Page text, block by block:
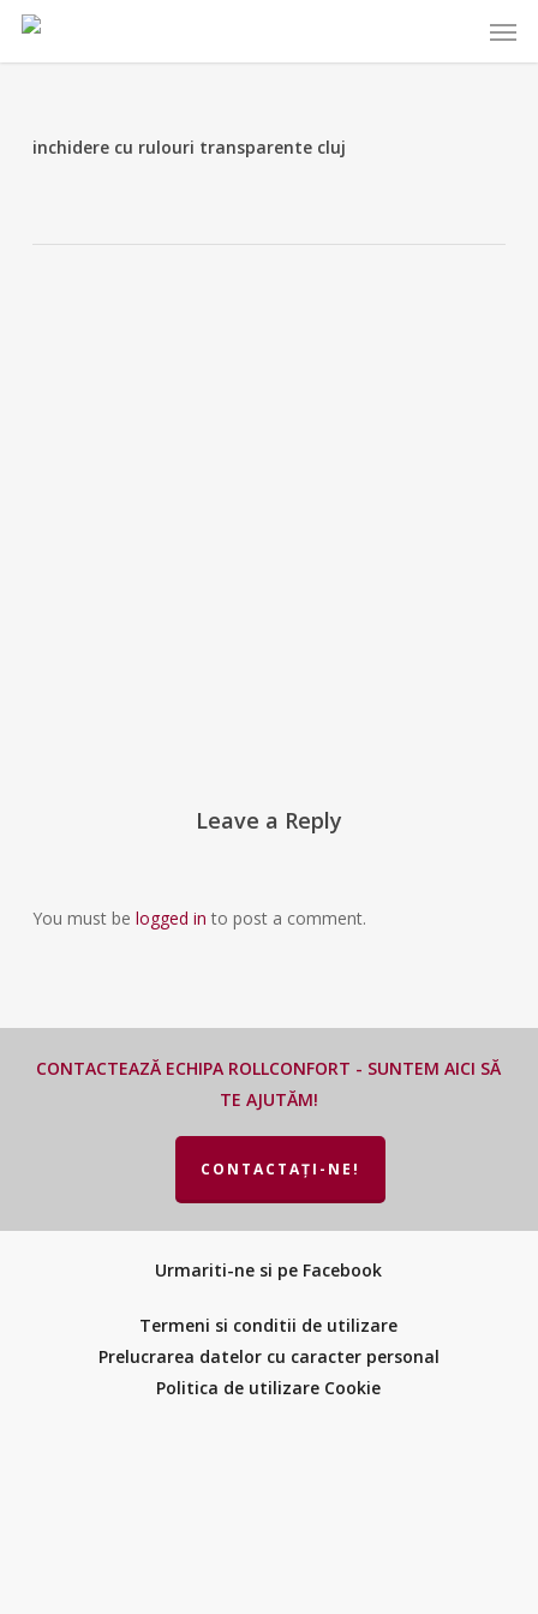
Skip
inchidere cu rulouri transparente cluj
Leave a Reply
You must be logged in to post a comment.
CONTACTEAZĂ ECHIPA ROLLCONFORT - SUNTEM AICI SĂ
TE AJUTĂM!
CONTACTAȚI-NE!
Urmariti-ne si pe Facebook
Termeni si conditii de utilizare
Prelucrarea datelor cu caracter personal
Politica de utilizare Cookie